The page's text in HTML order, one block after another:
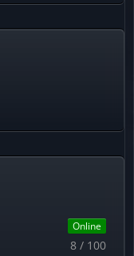
Online
8 / 100